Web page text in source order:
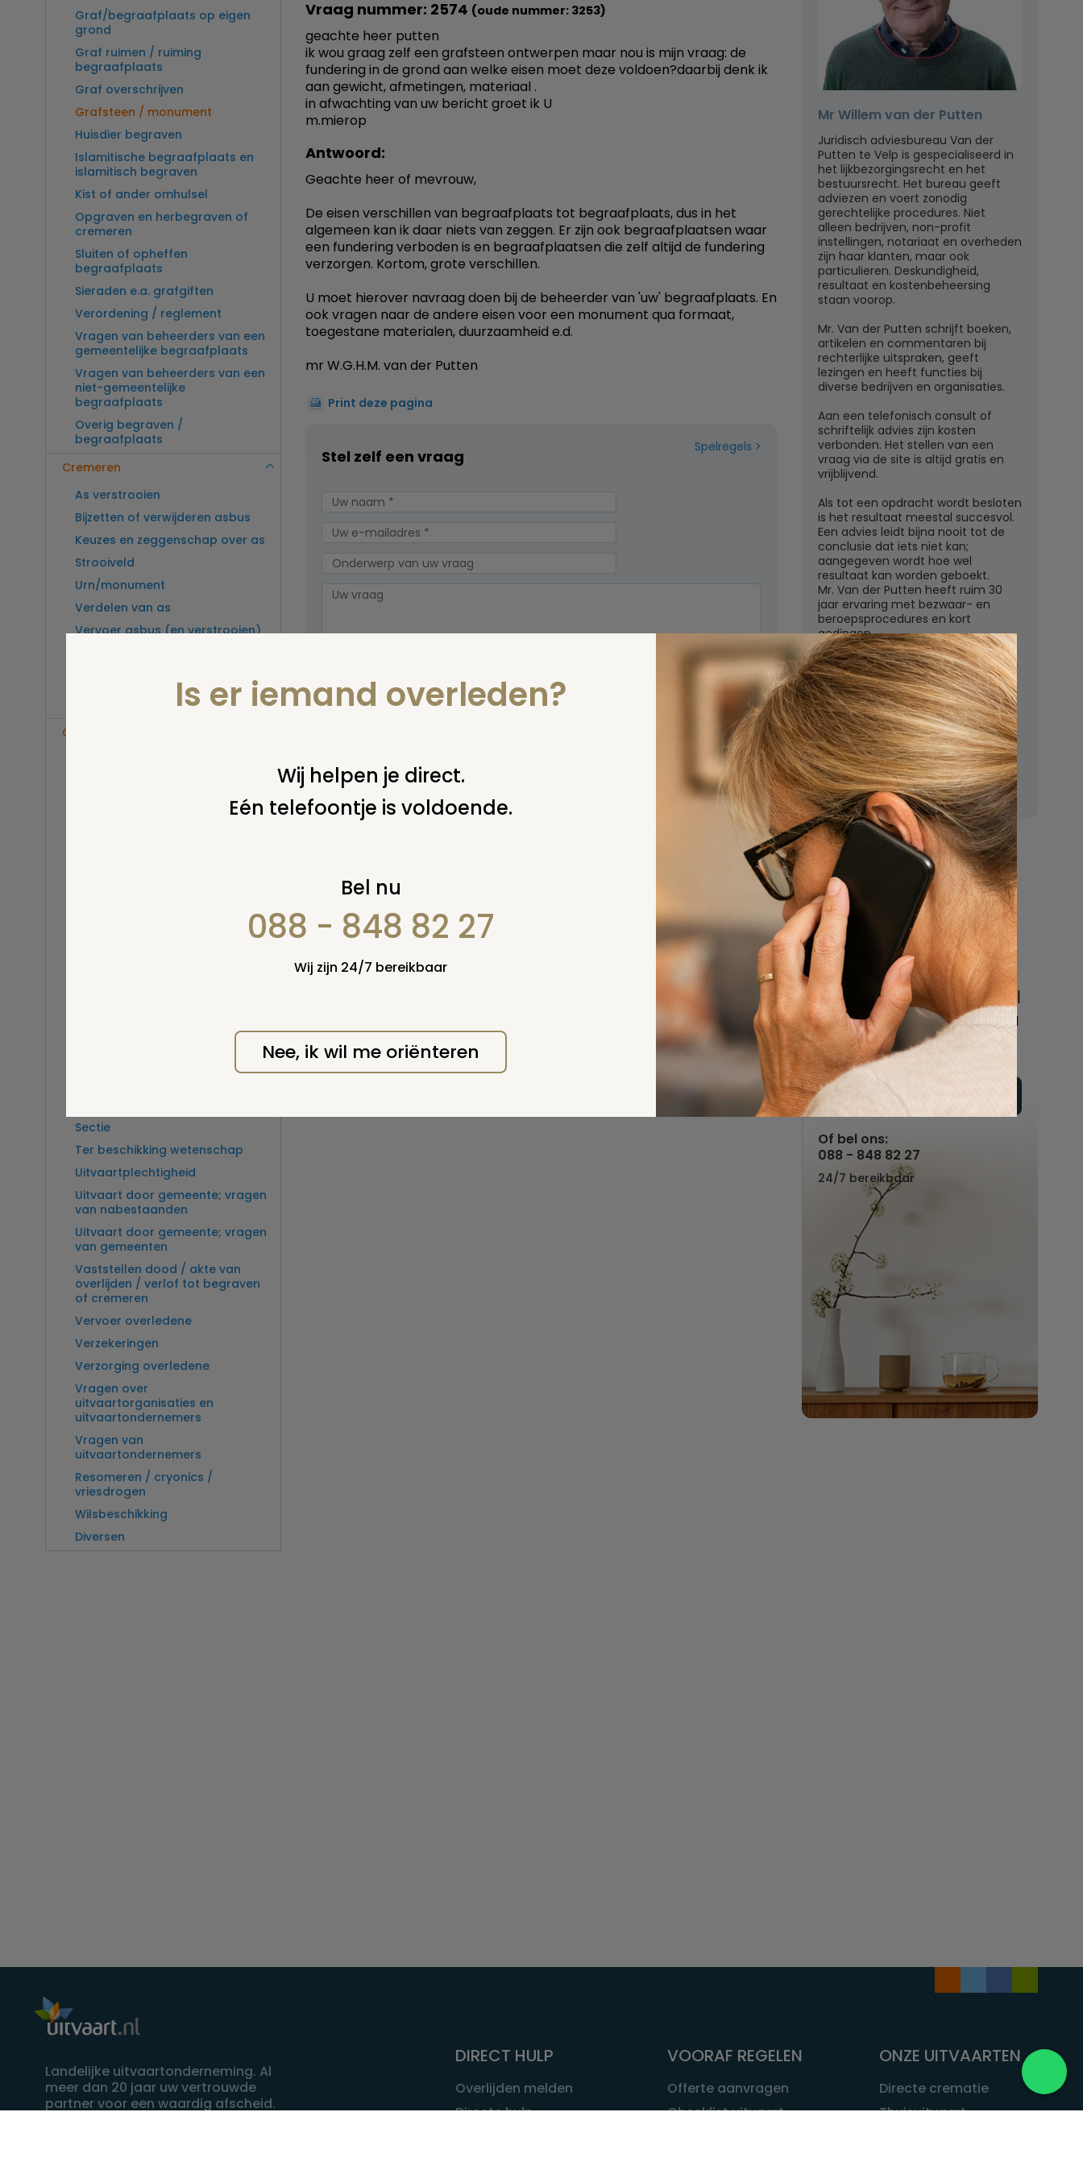
Graf/begraafplaats op eigen
grond
Graf ruimen / ruiming
begraafplaats
Graf overschrijven
Grafsteen / monument
Huisdier begraven
Islamitische begraafplaats en
islamitisch begraven
Kist of ander omhulsel
Opgraven en herbegraven of
cremeren
Sluiten of opheffen
begraafplaats
Sieraden e.a. grafgiften
Verordening / reglement
Vragen van beheerders van een
gemeentelijke begraafplaats
Vragen van beheerders van een
niet-gemeentelijke
begraafplaats
Overig begraven /
begraafplaats
Cremeren
As verstrooien
Bijzetten of verwijderen asbus
Keuzes en zeggenschap over as
Strooiveld
Urn/monument
Verdelen van as
Vervoer asbus (en verstrooien)
Overige
Sectie
Ter beschikking wetenschap
Uitvaartplechtigheid
Uitvaart door gemeente; vragen
van nabestaanden
Uitvaart door gemeente; vragen
van gemeenten
Vaststellen dood / akte van
overlijden / verlof tot begraven
of cremeren
Vervoer overledene
Verzekeringen
Verzorging overledene
Vragen over
uitvaartorganisaties en
uitvaartondernemers
Vragen van
uitvaartondernemers
Resomeren / cryonics /
vriesdrogen
Wilsbeschikking
Diversen
Vraag nummer: 2574 (oude nummer: 3253)
geachte heer putten
ik wou graag zelf een grafsteen ontwerpen maar nou is mijn vraag: de
fundering in de grond aan welke eisen moet deze voldoen?daarbij denk ik
aan gewicht, afmetingen, materiaal .
in afwachting van uw bericht groet ik U
m.mierop
Antwoord:
Geachte heer of mevrouw,
De eisen verschillen van begraafplaats tot begraafplaats, dus in het
algemeen kan ik daar niets van zeggen. Er zijn ook begraafplaatsen waar
een fundering verboden is en begraafplaatsen die zelf altijd de fundering
verzorgen. Kortom, grote verschillen.
U moet hierover navraag doen bij de beheerder van 'uw' begraafplaats. En
ook vragen naar de andere eisen voor een monument qua formaat,
toegestane materialen, duurzaamheid e.d.
mr W.G.H.M. van der Putten
Print deze pagina
Spelregels
Stel zelf een vraag
Wel verplicht, maar
Mr Willem van der Putten
Juridisch adviesbureau Van der
Putten te Velp is gespecialiseerd in
het lijkbezorgingsrecht en het
bestuursrecht. Het bureau geeft
adviezen en voert zonodig
gerechtelijke procedures. Niet
alleen bedrijven, non-profit
instellingen, notariaat en overheden
zijn haar klanten, maar ook
particulieren. Deskundigheid,
resultaat en kostenbeheersing
staan voorop.
Mr. Van der Putten schrijft boeken,
artikelen en commentaren bij
rechterlijke uitspraken, geeft
lezingen en heeft functies bij
diverse bedrijven en organisaties.
Aan een telefonisch consult of
schriftelijk advies zijn kosten
verbonden. Het stellen van een
vraag via de site is altijd gratis en
vrijblijvend.
Als tot een opdracht wordt besloten
is het resultaat meestal succesvol.
Een advies leidt bijna nooit tot de
conclusie dat iets niet kan;
aangegeven wordt hoe wel
resultaat kan worden geboekt.
Mr. Van der Putten heeft ruim 30
jaar ervaring met bezwaar- en
beroepsprocedures en kort
gedingen.
Juridisch adviesbureau mr. W.G.H.M.
van der Putten c.s.
Zutphensestraatweg 7
6881 WN Velp (Gld)
E-mail:
mr.vanderputten@gmail.com
Nu
een uitvaart
regelen
Beschrijf uw wensen
online of bel ons geheel
vrijblijvend voor hulp na
een overlijden.
Vul hier uw wensen in
Of bel ons:
088 - 848 82 27
24/7 bereikbaar
Landelijke uitvaartonderneming. Al
meer dan 20 jaar uw vertrouwde
partner voor een waardig afscheid.
DIRECT HULP
Overlijden melden
Directe hulp
VOORAF REGELEN
Offerte aanvragen
Checklist uitvaart
ONZE UITVAARTEN
Directe crematie
Thuisuitvaart
Is er iemand overleden?
Wij helpen je direct.
Eén telefoontje is voldoende.
Bel nu
088 - 848 82 27
Wij zijn 24/7 bereikbaar
Nee, ik wil me oriënteren